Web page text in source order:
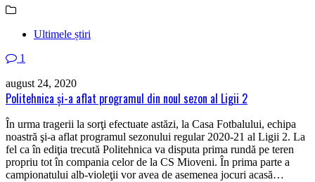
Ultimele știri
1
august 24, 2020
Politehnica și-a aflat programul din noul sezon al Ligii 2
În urma tragerii la sorţi efectuate astăzi, la Casa Fotbalului, echipa
noastră şi-a aflat programul sezonului regular 2020-21 al Ligii 2. La
fel ca în ediţia trecută Politehnica va disputa prima rundă pe teren
propriu tot în compania celor de la CS Mioveni. În prima parte a
campionatului alb-violeţii vor avea de asemenea jocuri acasă…